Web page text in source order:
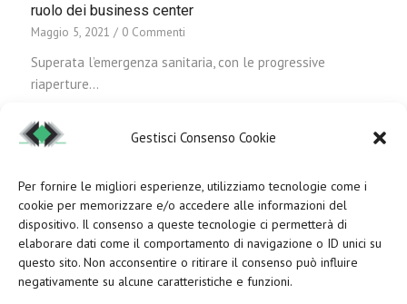
Gestisci Consenso Cookie
Per fornire le migliori esperienze, utilizziamo tecnologie come i
cookie per memorizzare e/o accedere alle informazioni del
dispositivo. Il consenso a queste tecnologie ci permetterà di
elaborare dati come il comportamento di navigazione o ID unici su
questo sito. Non acconsentire o ritirare il consenso può influire
negativamente su alcune caratteristiche e funzioni.
ruolo dei business center
Maggio 5, 2021 / 0 Commenti
Superata l’emergenza sanitaria, con le progressive
riaperture…